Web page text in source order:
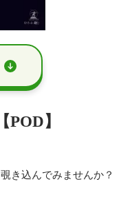
】
き込んでみませんか？